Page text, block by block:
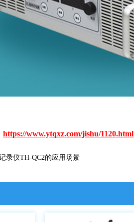
https://www.ytqxz.com/jishu/1120.html
录仪TH-QC2的应用场景